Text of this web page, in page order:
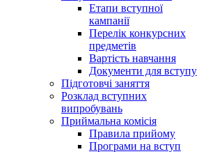
Етапи вступної
кампанії
Перелік конкурсних
предметів
Вартість навчання
Документи для вступу
Підготовчі заняття
Розклад вступних
випробувань
Приймальна комісія
Правила прийому
Програми на вступ